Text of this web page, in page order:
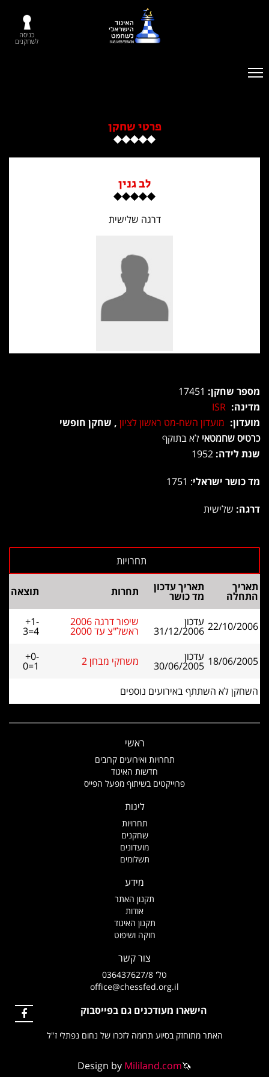
כניסה
לשחקנים
פרטי שחקן
לב גנין
דרגה שלישית
מספר שחקן:
מדינה: ISR
מועדון: מועדון השח-מט ראשון לציון , שחקן חופשי
כרטיס שחמטאי לא בתוקף
שנת לידה:
מד כושר ישראלי: 1751
דרגה: שלישית
תאריך
התחלה
תאריך עדכון
מד כושר תחרות תוצאה
22/10/2006 עדכון
31/12/2006
שיפור דרגה 2006
ראשל"צ עד 2000
+1-
3=4
18/06/2005 עדכון
30/06/2005 משחקי מבחן 2 +0-
0=1
השחקן לא השתתף באירועים נוספים
ראשי
תחרויות ואירועים קרובים
חדשות האיגוד
פרוייקטים בשיתוף מפעל הפייס
ליגות
תחרויות
שחקנים
מועדונים
תשלומים
מידע
תקנון האתר
אודות
תקנון האיגוד
חוקה ושיפוט
צור קשר
טל' 036437627/8
office@chessfed.org.il
הישארו מעודכנים גם בפייסבוק
האתר מתוחזק בסיוע תרומה לזכרו של נחום נפתלי ז"ל
Design by Mililand.com🦄